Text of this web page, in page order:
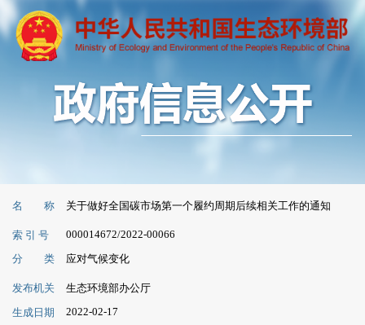
名 称 关于做好全国碳市场第一个履约周期后续相关工作的通知
索 引 号 000014672/2022-00066
分 类 应对气候变化
发布机关
生态环境部办公厅
生成日期
2022-02-17